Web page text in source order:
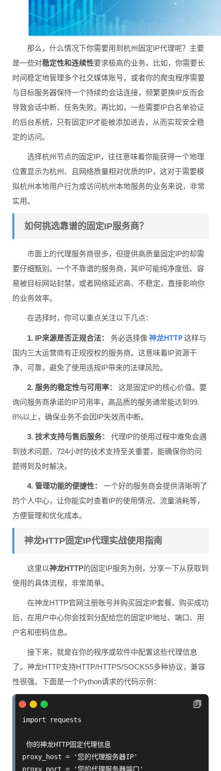
那么，什么情况下你需要用到杭州固定IP代理呢？主要
是一些对稳定性和连续性要求极高的业务。比如，你需要长
时间稳定地管理多个社交媒体账号，或者你的爬虫程序需要
与目标服务器保持一个持续的会话连接，频繁更换IP反而会
导致会话中断、任务失败。再比如，一些需要IP白名单验证
的后台系统，只有固定IP才能被添加进去，从而实现安全稳
定的访问。
选择杭州节点的固定IP，往往意味着你能获得一个地理
位置显示为杭州、且网络质量相对优质的IP，这对于需要模
拟杭州本地用户行为或访问杭州本地服务的业务来说，非常
实用。
如何挑选靠谱的固定IP服务商？
市面上的代理服务商很多，但提供高质量固定IP的却需
要仔细甄别。一个不靠谱的服务商，其IP可能纯净度低、容
易被目标网站封禁，或者网络延迟高、不稳定，直接影响你
的业务效率。
在选择时，你可以重点关注以下几点：
1. IP来源是否正规合法： 务必选择像 神龙HTTP这样与
国内三大运营商有正规授权的服务商。这意味着IP资源干
净、可靠，避免了使用违规IP带来的法律风险。
2. 服务的稳定性与可用率：
这是固定IP的核心价值。要
询问服务商承诺的IP可用率，高品质的服务通常能达到99.
8%以上，确保业务不会因IP失效而中断。
3. 技术支持与售后服务：
代理IP的使用过程中难免会遇
到技术问题，724小时的技术支持至关重要，能确保你的问
题得到及时解决。
4. 管理功能的便捷性：
一个好的服务商会提供清晰明了
的个人中心，让你能实时查看IP的使用情况、流量消耗等，
方便管理和优化成本。
神龙HTTP固定IP代理实战使用指南
这里以神龙HTTP的固定IP服务为例，分享一下从获取到
使用的具体流程，非常简单。
在神龙HTTP官网注册账号并购买固定IP套餐。购买成功
后，在用户中心你会找到分配给您的固定IP地址、端口、用
户名和密码信息。
接下来，就是在你的程序或软件中配置这些代理信息
了。神龙HTTP支持HTTP/HTTPS/SOCKS5多种协议，兼容
性很强。下面是一个Python请求的代码示例：
import requests
你的神龙HTTP固定代理信息
proxy_host = '您的代理服务器IP'
proxy_port = '您的代理服务器端口'